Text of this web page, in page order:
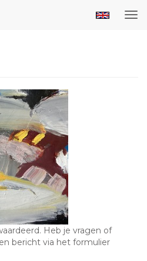
Heb je vragen of
bericht via het formulier